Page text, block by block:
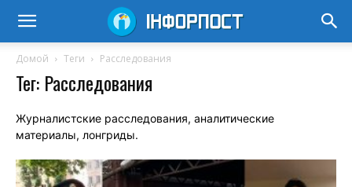
Домой Теги Расследования
Тег: Расследования
Журналистские расследования, аналитические
материалы, лонгриды.